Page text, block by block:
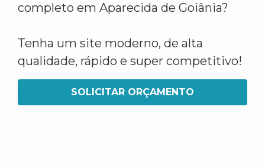
completo em Aparecida de Goiânia?
Tenha um site moderno, de alta
qualidade, rápido e super competitivo!
SOLICITAR ORÇAMENTO